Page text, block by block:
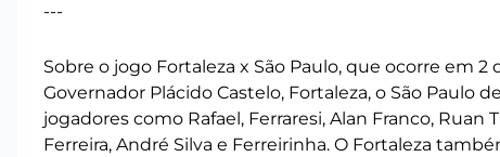
---
Sobre o jogo Fortaleza x São Paulo, que ocorre em
Governador Plácido Castelo, Fortaleza, o São Paulo
jogadores como Rafael, Ferraresi, Alan Franco, Ruan
Ferreira, André Silva e Ferreirinha. O Fortaleza